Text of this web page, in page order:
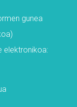
gunea
elektronikoa: